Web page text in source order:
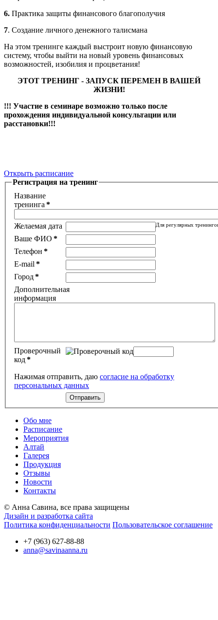
6. Практика защиты финансового благополучия
7. Создание личного денежного талисмана
На этом тренинге каждый выстроит новую финансовую
систему, чтобы выйти на новый уровень финансовых
возможностей, изобилия и процветания!
ЭТОТ ТРЕНИНГ - ЗАПУСК ПЕРЕМЕН В ВАШЕЙ
ЖИЗНИ!
!!! Участие в семинаре возможно только после
прохождения индивидуальной консультации или
расстановки!!!
Открыть расписание
Регистрация на тренинг
Название
тренинга*
Желаемая дата Для регулярных
Ваше ФИО *
Телефон *
E-mail*
Город*
Дополнительная
информация
Проверочный
код*
Нажимая отправить, даю согласие на обработку
персональных данных
Обо мне
Расписание
Мероприятия
Алтай
Галерея
Продукция
Отзывы
Новости
Контакты
© Анна Савина, все права защищены
Дизайн и разработка сайта
Политика конфиденциальности Пользовательское соглашение
+7 (963) 627-88-88
anna@savinaanna.ru